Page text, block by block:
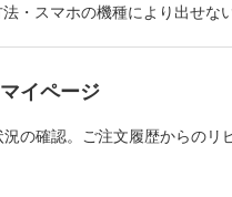
・スマホの機種により出せな
マイページ
況の確認。ご注文履歴からのリ